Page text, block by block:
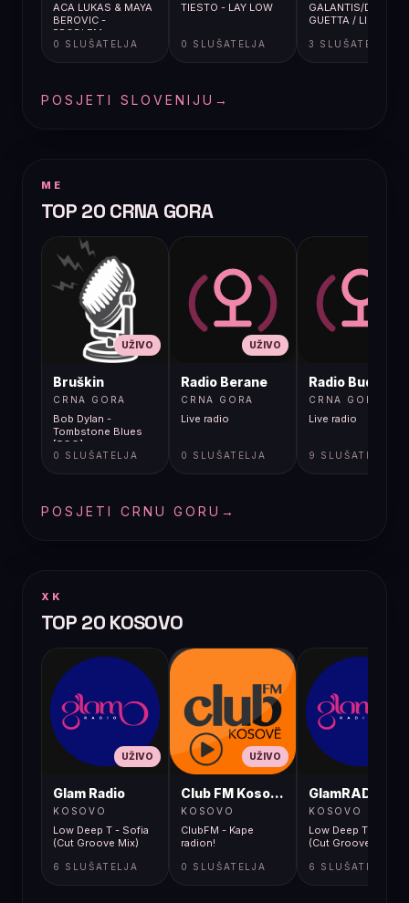
ACA LUKAS & MAYA
BEROVIC -
PROBLEM
0 SLUŠATELJA
TIESTO - LAY LOW
0 SLUŠATELJA
GALANTIS/DAVID
GUETTA / LIGHTER
3 SLUŠATELJA
POSJETI SLOVENIJU →
ME
TOP 20 CRNA GORA
UŽIVO
Bruškin
CRNA GORA
Bob Dylan -
Tombstone Blues
[5GG]
0 SLUŠATELJA
UŽIVO
Radio Berane
CRNA GORA
Live radio
0 SLUŠATELJA
Radio Budva
CRNA GORA
Live radio
9 SLUŠATELJA
POSJETI CRNU GORU →
XK
TOP 20 KOSOVO
UŽIVO
Glam Radio
KOSOVO
Low Deep T - Sofia
(Cut Groove Mix)
6 SLUŠATELJA
UŽIVO
Club FM Kosovë
KOSOVO
ClubFM - Kape
radion!
0 SLUŠATELJA
GlamRADIO
KOSOVO
Low Deep T - Sofia
(Cut Groove Mix)
6 SLUŠATELJA